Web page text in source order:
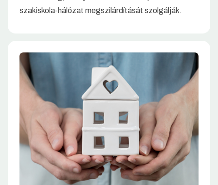
szakiskola-hálózat megszilárdítását szolgálják.